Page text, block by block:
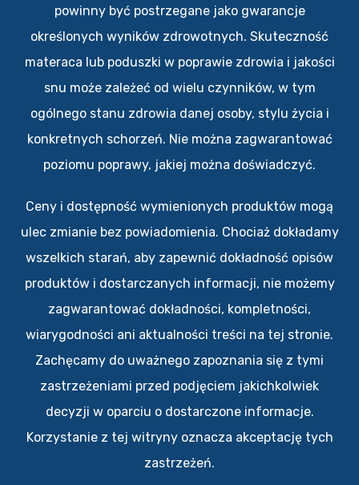
powinny być postrzegane jako gwarancje
określonych wyników zdrowotnych. Skuteczność
materaca lub poduszki w poprawie zdrowia i jakości
snu może zależeć od wielu czynników, w tym
ogólnego stanu zdrowia danej osoby, stylu życia i
konkretnych schorzeń. Nie można zagwarantować
poziomu poprawy, jakiej można doświadczyć.
Ceny i dostępność wymienionych produktów mogą
ulec zmianie bez powiadomienia. Chociaż dokładamy
wszelkich starań, aby zapewnić dokładność opisów
produktów i dostarczanych informacji, nie możemy
zagwarantować dokładności, kompletności,
wiarygodności ani aktualności treści na tej stronie.
Zachęcamy do uważnego zapoznania się z tymi
zastrzeżeniami przed podjęciem jakichkolwiek
decyzji w oparciu o dostarczone informacje.
Korzystanie z tej witryny oznacza akceptację tych
zastrzeżeń.